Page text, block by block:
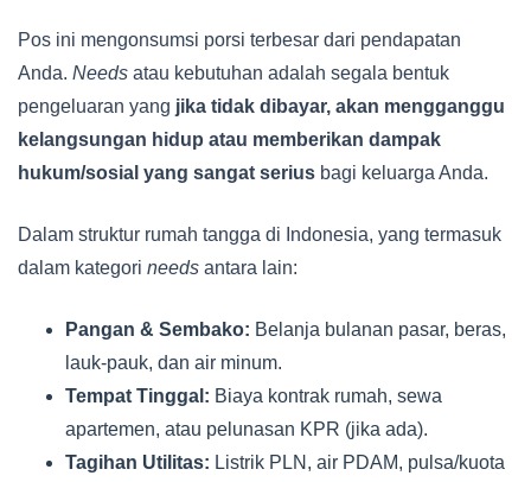
Pos ini mengonsumsi porsi terbesar dari pendapatan
Anda. Needs atau kebutuhan adalah segala bentuk
pengeluaran yang jika tidak dibayar, akan mengganggu
kelangsungan hidup atau memberikan dampak
hukum/sosial yang sangat serius bagi keluarga Anda.
Dalam struktur rumah tangga di Indonesia, yang termasuk
dalam kategori needs antara lain:
Pangan & Sembako: Belanja bulanan pasar, beras,
lauk-pauk, dan air minum.
Tempat Tinggal: Biaya kontrak rumah, sewa
apartemen, atau pelunasan KPR (jika ada).
Tagihan Utilitas: Listrik PLN, air PDAM, pulsa/kuota